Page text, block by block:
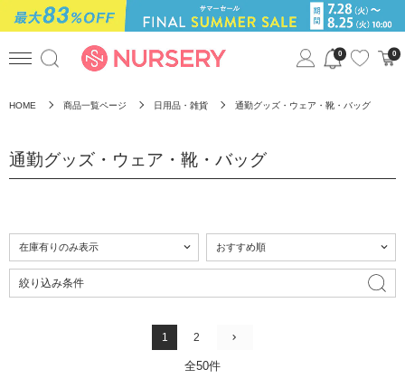
0 0
HOME 商品一覧ページ 日用品・雑貨 通勤グッズ・ウェア・靴・バッグ
通勤グッズ・ウェア・靴・バッグ
絞り込み条件
1 2
全50件